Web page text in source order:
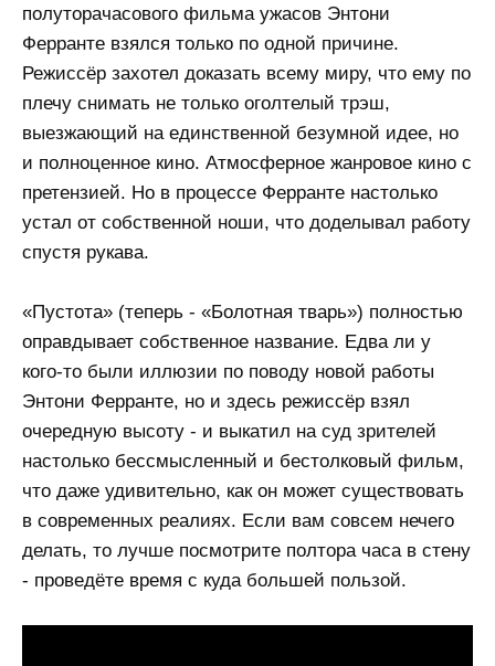
полуторачасового фильма ужасов Энтони
Ферранте взялся только по одной причине.
Режиссёр захотел доказать всему миру, что ему по
плечу снимать не только оголтелый трэш,
выезжающий на единственной безумной идее, но
и полноценное кино. Атмосферное жанровое кино с
претензией. Но в процессе Ферранте настолько
устал от собственной ноши, что доделывал работу
спустя рукава.
«Пустота» (теперь - «Болотная тварь») полностью
оправдывает собственное название. Едва ли у
кого-то были иллюзии по поводу новой работы
Энтони Ферранте, но и здесь режиссёр взял
очередную высоту - и выкатил на суд зрителей
настолько бессмысленный и бестолковый фильм,
что даже удивительно, как он может существовать
в современных реалиях. Если вам совсем нечего
делать, то лучше посмотрите полтора часа в стену
- проведёте время с куда большей пользой.